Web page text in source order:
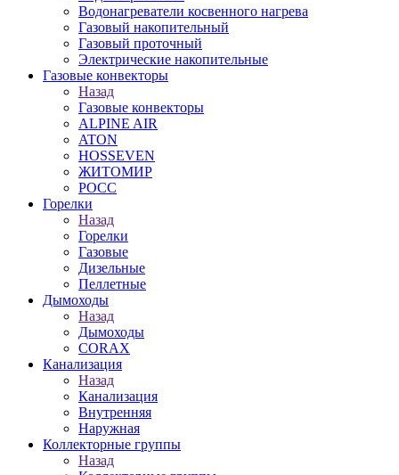
Водонагреватели косвенного нагрева
Газовый накопительный
Газовый проточный
Электрические накопительные
Газовые конвекторы
Назад
Газовые конвекторы
ALPINE AIR
ATON
HOSSEVEN
ЖИТОМИР
РОСС
Горелки
Назад
Горелки
Газовые
Дизельные
Пеллетные
Дымоходы
Назад
Дымоходы
CORAX
Канализация
Назад
Канализация
Внутренняя
Наружная
Коллекторные группы
Назад